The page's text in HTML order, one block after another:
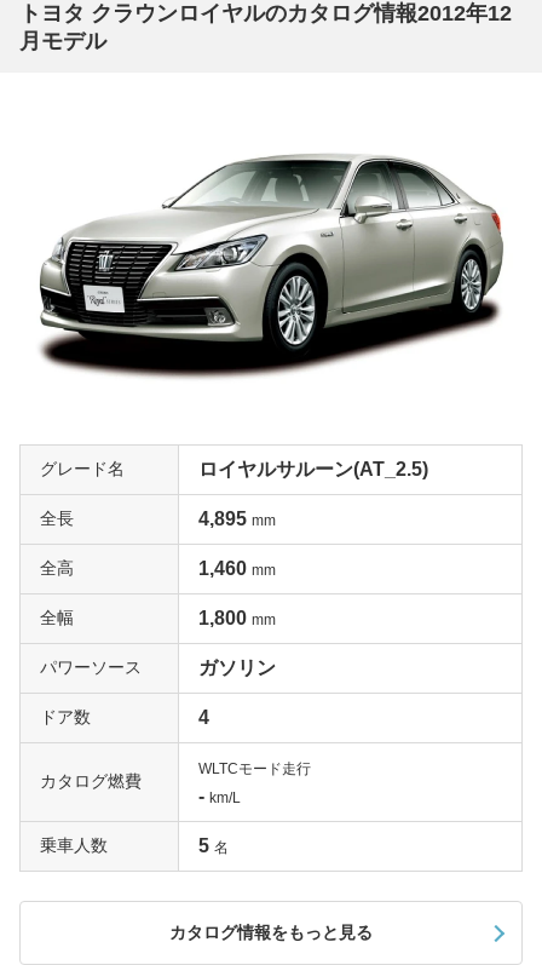
リッドフルタイム4WDがロイヤルサルーンシリーズにも
設定された。このシステムはトルセンLSD付きトランスフ
ルはフロントグリルの格子部分をブラックとし、フレーム
などのメッキ部分をスモーク加飾とした。インテリアもブ
ラック基調となり、精悍さと上質さを印象づける仕上がり
だ。ノッチバックセダンの最終モデルでもあり、高額査定
が期待できそうだ。
トヨタ クラウンロイヤルのカタログ情報2012年12
月モデル
グレード名 ロイヤルサルーン(AT_2.5)
全長 4,895 mm
全高 1,460 mm
全幅 1,800 mm
パワーソース ガソリン
ドア数 4
カタログ燃費
WLTCモード走行
- km/L
乗車人数 5 名
カタログ情報をもっと見る